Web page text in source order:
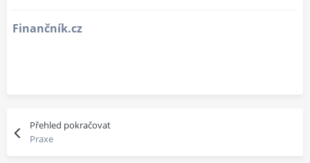
Finančník.cz
Přehled pokračovat
Praxe